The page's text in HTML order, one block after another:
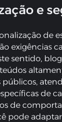
e
de
exigências
sentido,
públicos,
de
de
pode